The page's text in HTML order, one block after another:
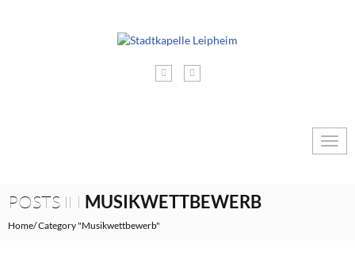
POSTS IN MUSIKWETTBEWERB
Home Category "Musikwettbewerb"